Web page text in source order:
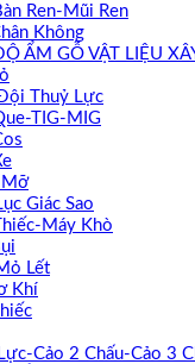
Ren-Mũi Ren
Không
ẨM GỖ VẬT LIỆU
Thuỷ Lực
TIG-MIG
Mỡ
Giác Sao
Máy Khò
Lết
Khí
Cảo 2 Chấu-Cảo 3